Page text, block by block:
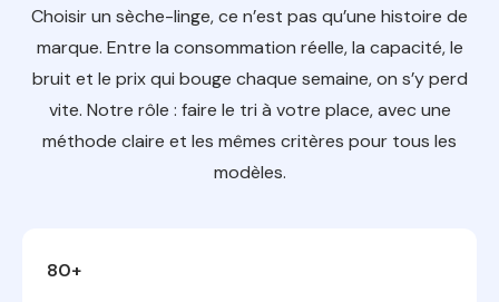
Choisir un sèche-linge, ce n’est pas qu’une histoire de
marque. Entre la consommation réelle, la capacité, le
bruit et le prix qui bouge chaque semaine, on s’y perd
vite. Notre rôle : faire le tri à votre place, avec une
méthode claire et les mêmes critères pour tous les
modèles.
80+